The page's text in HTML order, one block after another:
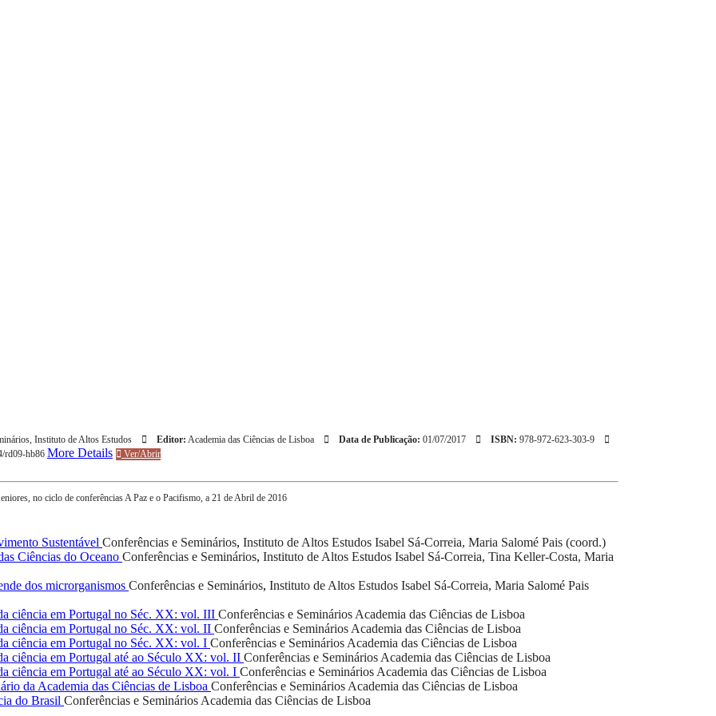
, Instituto de Altos Estudos Editor: Academia das Ciências de Lisboa Data de Publicação: 01/07/2017 ISBN: 978-972-623-303-9
rd09-hb86 More Details Ver/Abrir
no ciclo de conferências A Paz e o Pacifismo, a 21 de Abril de 2016
Sustentável Conferências e Seminários, Instituto de Altos Estudos Isabel Sá-Correia, Maria Salomé Pais (coord.)
Ciências do Oceano Conferências e Seminários, Instituto de Altos Estudos Isabel Sá-Correia, Tina Keller-Costa, Maria
dos microrganismos Conferências e Seminários, Instituto de Altos Estudos Isabel Sá-Correia, Maria Salomé Pais
ciência em Portugal no Séc. XX: vol. III Conferências e Seminários Academia das Ciências de Lisboa
ciência em Portugal no Séc. XX: vol. II Conferências e Seminários Academia das Ciências de Lisboa
ciência em Portugal no Séc. XX: vol. I Conferências e Seminários Academia das Ciências de Lisboa
ciência em Portugal até ao Século XX: vol. II Conferências e Seminários Academia das Ciências de Lisboa
ciência em Portugal até ao Século XX: vol. I Conferências e Seminários Academia das Ciências de Lisboa
da Academia das Ciências de Lisboa Conferências e Seminários Academia das Ciências de Lisboa
do Brasil Conferências e Seminários Academia das Ciências de Lisboa